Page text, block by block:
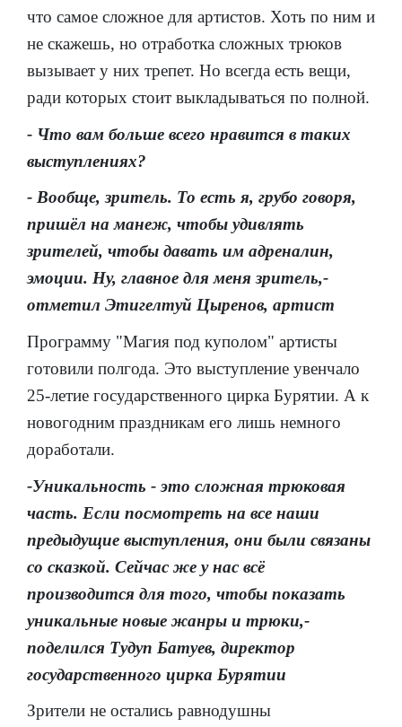
что самое сложное для артистов. Хоть по ним и
не скажешь, но отработка сложных трюков
вызывает у них трепет. Но всегда есть вещи,
ради которых стоит выкладываться по полной.
- Что вам больше всего нравится в таких
выступлениях?
- Вообще, зритель. То есть я, грубо говоря,
пришёл на манеж, чтобы удивлять
зрителей, чтобы давать им адреналин,
эмоции. Ну, главное для меня зритель,-
отметил Этигелтуй Цыренов, артист
Программу "Магия под куполом" артисты
готовили полгода. Это выступление увенчало
25-летие государственного цирка Бурятии. А к
новогодним праздникам его лишь немного
доработали.
-Уникальность - это сложная трюковая
часть. Если посмотреть на все наши
предыдущие выступления, они были связаны
со сказкой. Сейчас же у нас всё
производится для того, чтобы показать
уникальные новые жанры и трюки,-
поделился Тудуп Батуев, директор
государственного цирка Бурятии
Зрители не остались равнодушны